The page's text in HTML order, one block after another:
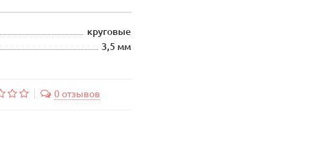
круговые
3,5 мм
0 отзывов